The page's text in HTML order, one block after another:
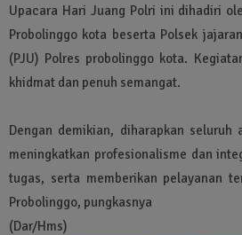
Upacara Hari Juang Polri ini dihadiri
Probolinggo kota beserta Polsek
(PJU) Polres probolinggo kota.
khidmat dan penuh semangat.
Dengan demikian, diharapkan seluruh
meningkatkan profesionalisme dan
tugas, serta memberikan pelayanan
Probolinggo, pungkasnya
(Dar/Hms)